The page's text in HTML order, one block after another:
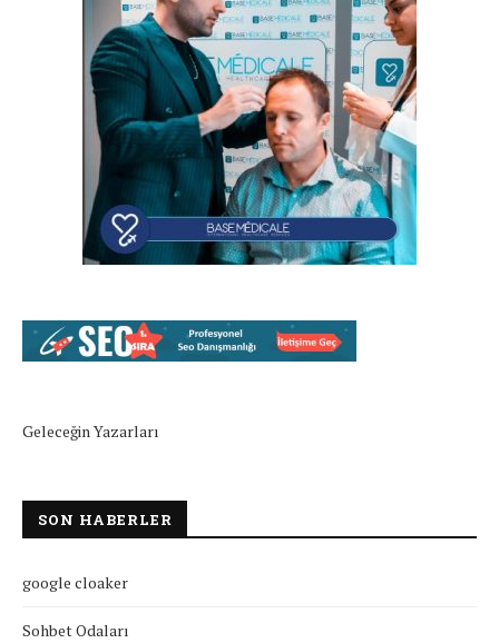
Geleceğin Yazarları
SON HABERLER
google cloaker
Sohbet Odaları